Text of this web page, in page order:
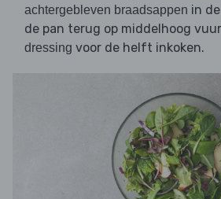
achtergebleven braadsappen in
de pan terug op middelhoog
dressing voor de helft inkoken.